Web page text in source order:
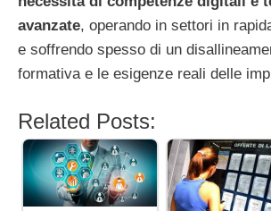
avanzate, operando in settori in
e soffrendo spesso di un
formativa e le esigenze reali delle
Related Posts: